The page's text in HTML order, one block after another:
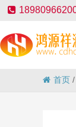
首页 /